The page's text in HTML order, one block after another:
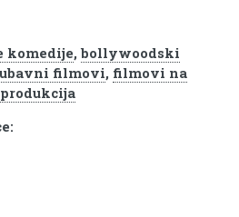
komedije, bollywoodski
filmovi, filmovi na